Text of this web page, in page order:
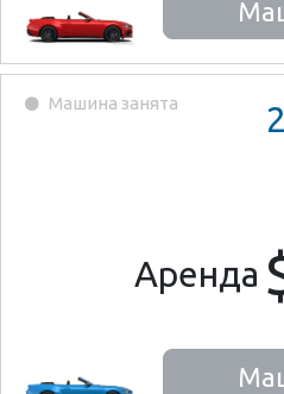
Машина занята
Аренда